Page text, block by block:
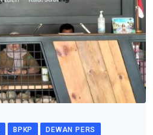
BPKP
DEWAN PERS